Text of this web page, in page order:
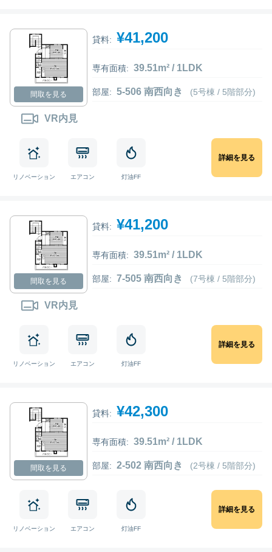
間取を見る
VR内見
貸料: ¥41,200
専有面積: 39.51m² / 1LDK
部屋: 5-506 南西向き (5号棟 / 5階部分)
リノベーション エアコン 灯油FF
詳細を見る
間取を見る
VR内見
貸料: ¥41,200
専有面積: 39.51m² / 1LDK
部屋: 7-505 南西向き (7号棟 / 5階部分)
リノベーション エアコン 灯油FF
詳細を見る
間取を見る
貸料: ¥42,300
専有面積: 39.51m² / 1LDK
部屋: 2-502 南西向き (2号棟 / 5階部分)
リノベーション エアコン 灯油FF
詳細を見る